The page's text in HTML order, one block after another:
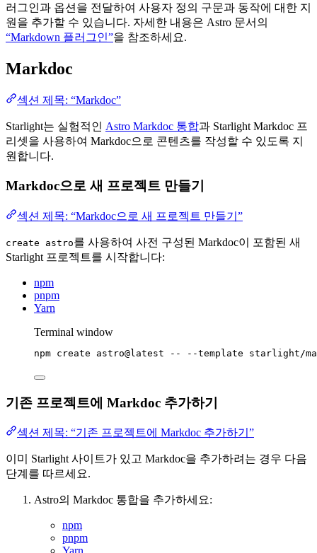
러그인과 옵션을 전달하여 사용자 정의 구문과 동작에 대한 지
원을 추가할 수 있습니다. 자세한 내용은 Astro 문서의
“Markdown 플러그인”을 참조하세요.
Markdoc
섹션 제목: “Markdoc”
Starlight는 실험적인 Astro Markdoc 통합과 Starlight Markdoc 프
리셋을 사용하여 Markdoc으로 콘텐츠를 작성할 수 있도록 지
원합니다.
Markdoc으로 새 프로젝트 만들기
섹션 제목: “Markdoc으로 새 프로젝트 만들기”
create astro를 사용하여 사전 구성된 Markdoc이 포함된 새
Starlight 프로젝트를 시작합니다:
npm
pnpm
Yarn
Terminal window
npm create astro@latest -- --template starlight/
기존 프로젝트에 Markdoc 추가하기
섹션 제목: “기존 프로젝트에 Markdoc 추가하기”
이미 Starlight 사이트가 있고 Markdoc을 추가하려는 경우 다음
단계를 따르세요.
Astro의 Markdoc 통합을 추가하세요:
npm
pnpm